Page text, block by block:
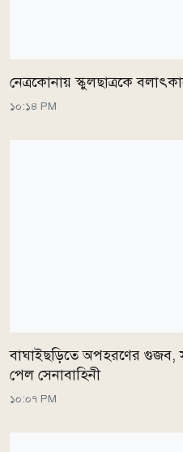
নেত্রকোনায় স্কুলছাত্রকে
১০:১৪ PM
বাঘাইছড়িতে অপহরণের গুজব,
পেল সেনাবাহিনী
১০:০৭ PM